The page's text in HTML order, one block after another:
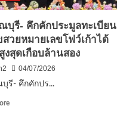
ส่ง
ต่อ
“มาร์ค
พิ
ตบูล”
นั่ง
หัวหน้า
คน
บุรี- คึกคักประมูลทะเบียน
สวยหมายเลขโฟว์เก้าได้
งสุดเกือบล้านสอง
04/07/2026
รี- คึกคักปร...
Read